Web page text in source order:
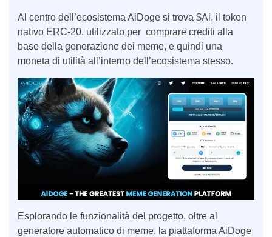
Al centro dell’ecosistema AiDoge si trova $Ai, il token
nativo ERC-20, utilizzato per comprare crediti alla
base della generazione dei meme, e quindi una
moneta di utilità all’interno dell’ecosistema stesso.
Esplorando le funzionalità del progetto, oltre al
generatore automatico di meme, la piattaforma AiDoge